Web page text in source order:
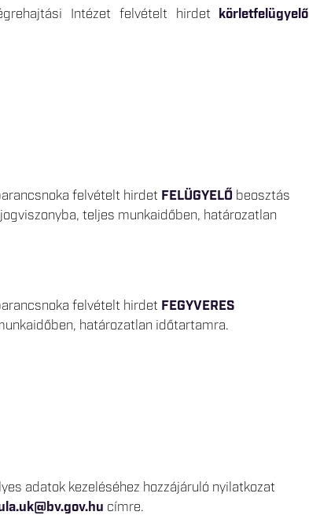
Intézet felvételt hirdet körletfelügyelő
felvételt hirdet FELÜGYELŐ beosztás
teljes munkaidőben, határozatlan
felvételt hirdet FEGYVERES
határozatlan időtartamra.
adatok kezeléséhez hozzájáruló nyilatkozat
címre.